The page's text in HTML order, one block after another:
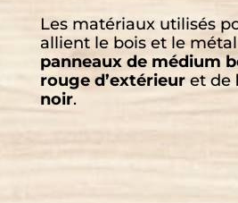
Les matériaux utilisés
allient le bois et le métal
panneaux de médium
rouge d’extérieuret de
noir.